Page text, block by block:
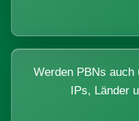
Werden PBNs auch
IPs, Länder